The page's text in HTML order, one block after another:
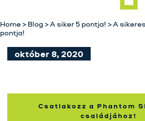
Főoldal
Rólunk
Home> Blog>A siker 5 pontja! >A
pontja!
október 8, 2020
Csatlakozz a Phantom
családjához!